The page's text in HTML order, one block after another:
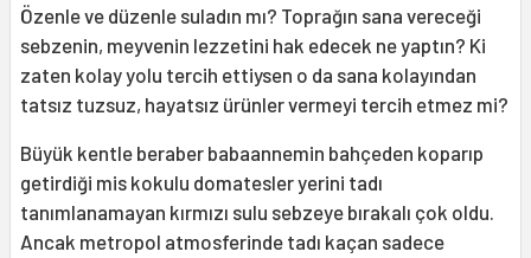
Özenle ve düzenle suladın mı? Toprağın sana vereceği
sebzenin, meyvenin lezzetini hak edecek ne yaptın? Ki
zaten kolay yolu tercih ettiysen o da sana kolayından
tatsız tuzsuz, hayatsız ürünler vermeyi tercih etmez mi?
Büyük kentle beraber babaannemin bahçeden koparıp
getirdiği mis kokulu domatesler yerini tadı
tanımlanamayan kırmızı sulu sebzeye bırakalı çok oldu.
Ancak metropol atmosferinde tadı kaçan sadece